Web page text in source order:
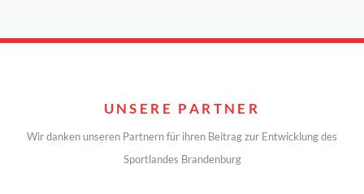
UNSERE PARTNER
Wir danken unseren Partnern für ihren Beitrag zur Entwicklung des
Sportlandes Brandenburg